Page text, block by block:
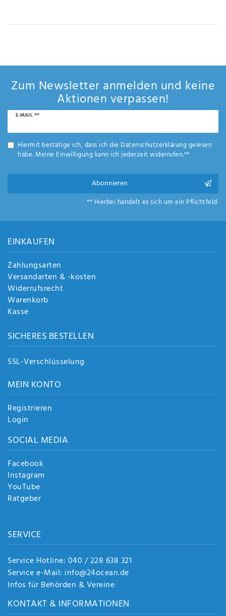
Hiermit
ich die
Daten­
gelesen
rag
e
sen
de
n
Zum Newsletter anmelden und keine
Aktionen verpassen!
E-MAIL **
Newsletter
Hiermit bestätige ich, dass ich die Daten­schutz­erklärunggelesen
habe. Meine Einwilligung kann ich jederzeit widerrufen.**
Abonnieren
** Hierbei handelt es sich um ein Pflichtfeld.
EINKAUFEN
Zahlungsarten
Versandarten & -kosten
Widerrufsrecht
Warenkorb
Kasse
SICHERES BESTELLEN
SSL-Verschlüsselung
MEIN KONTO
Registrieren
Login
SOCIAL MEDIA
Facebook
Instagram
YouTube
Ratgeber
SERVICE
Service Hotline: 040 / 228 638 321
Service e-Mail: info@24ocean.de
Infos für Behörden & Vereine
KONTAKT & INFORMATIONEN